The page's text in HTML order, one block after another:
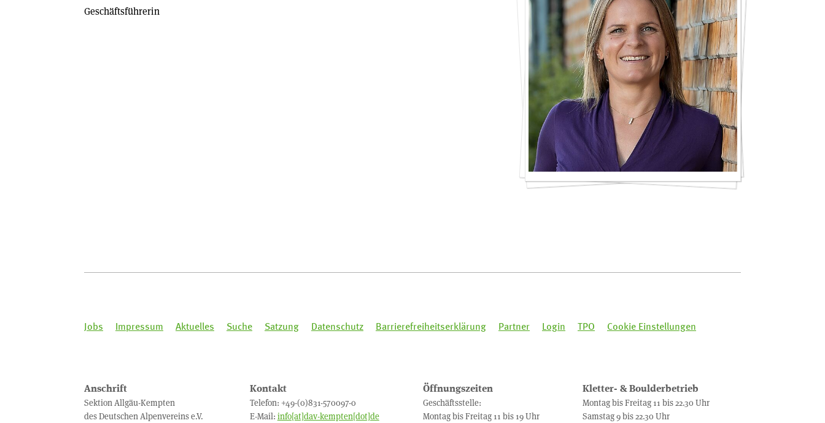
Geschäftsführerin
Jobs Impressum Aktuelles Suche Satzung Datenschutz Barrierefreiheitserklärung Partner Login TPO Cookie Einstellungen
Anschrift
Sektion Allgäu-Kempten
des Deutschen Alpenvereins e.V.
Kontakt
Telefon: +49-(0)831-570097-0
E-Mail: info[at]dav-kempten[dot]de
Öffnungszeiten
Geschäftsstelle:
Montag bis Freitag 11 bis 19 Uhr
Kletter- & Boulderbetrieb
Montag bis Freitag 11 bis 22.30 Uhr
Samstag 9 bis 22.30 Uhr